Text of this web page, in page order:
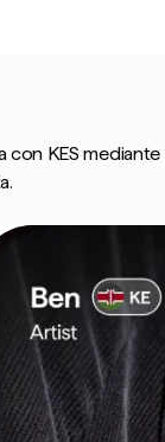
KES mediante